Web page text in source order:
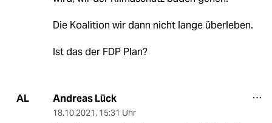
Die Koalition wir dann nicht lange überleben.
Ist das der FDP Plan?
AL Andreas Lück
18.10.2021, 15:31 Uhr